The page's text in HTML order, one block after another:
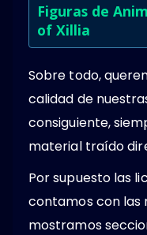
Figuras de
of Xillia
Sobre todo,
calidad de
consiguiente,
material traído
Por supuesto las
contamos con las
mostramos